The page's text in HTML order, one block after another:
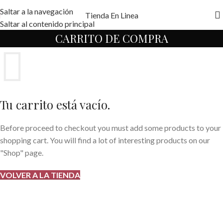
Saltar a la navegación
Saltar al contenido principal
Tienda En Linea
CARRITO DE COMPRA
Tu carrito está vacío.
Before proceed to checkout you must add some products to your
shopping cart. You will find a lot of interesting products on our
"Shop" page.
VOLVER A LA TIENDA